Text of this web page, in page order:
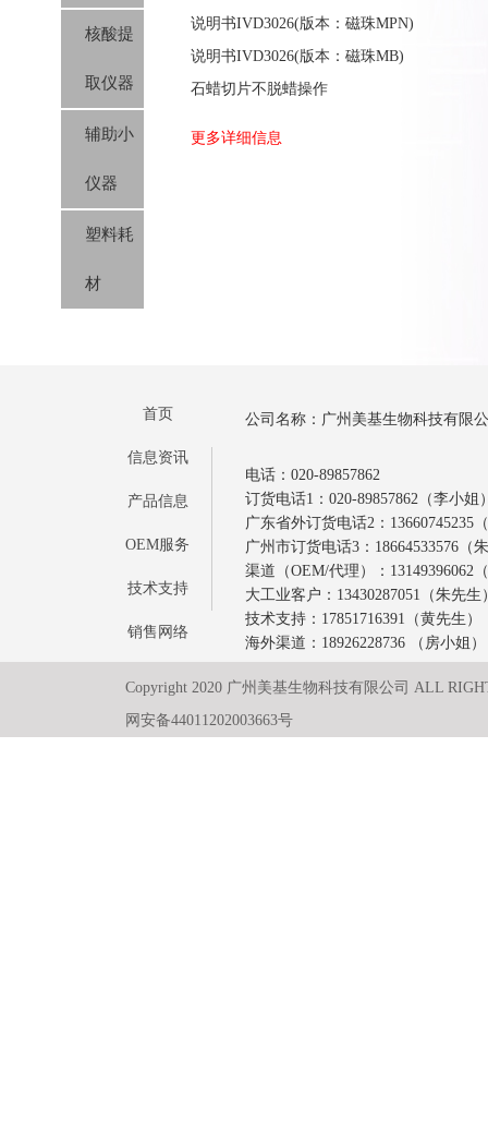
核酸提
取仪器
辅助小
仪器
塑料耗
材
说明书IVD3026(版本：磁珠MPN)
说明书IVD3026(版本：磁珠MB)
石蜡切片不脱蜡操作
更多详细信息
首页
信息资讯
产品信息
OEM服务
技术支持
销售网络
公司名称：广州美基生物科技有限
电话：020-89857862
订货电话1：020-89857862（李小姐
广东省外订货电话2：13660745235
广州市订货电话3：18664533576（
渠道（OEM/代理）：13149396062
大工业客户：13430287051（朱先生
技术支持：17851716391（黄先生）
海外渠道：18926228736 （房小姐）
Copyright 2020 广州美基生物科技有限公司 ALL
网安备44011202003663号